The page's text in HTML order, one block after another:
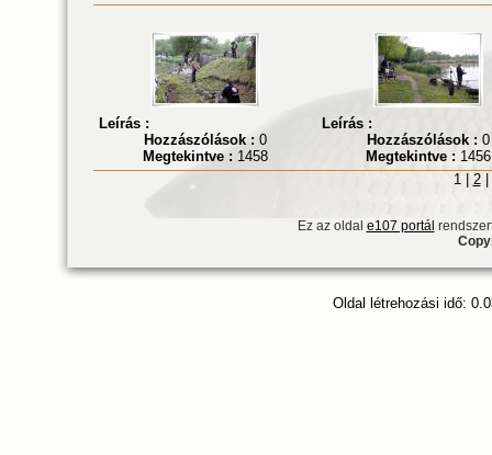
Leírás :
Hozzászólások : 0
Megtekintve : 1458
Leírás :
Hozzászólások : 0
Megtekintve : 1456
1 | 2|
Ez az oldal e107 portál
Oldal létrehozási idő: